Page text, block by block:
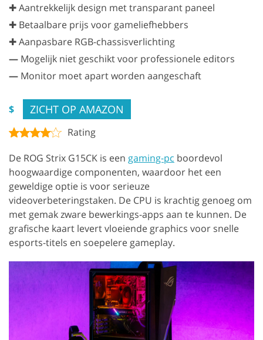
✚ Aantrekkelijk design met transparant paneel
✚ Betaalbare prijs voor gameliefhebbers
✚ Aanpasbare RGB-chassisverlichting
— Mogelijk niet geschikt voor professionele editors
— Monitor moet apart worden aangeschaft
$ ZICHT OP AMAZON
Rating
De ROG Strix G15CK is een gaming-pc boordevol
hoogwaardige componenten, waardoor het een
geweldige optie is voor serieuze
videoverbeteringstaken. De CPU is krachtig genoeg om
met gemak zware bewerkings-apps aan te kunnen. De
grafische kaart levert vloeiende graphics voor snelle
esports-titels en soepelere gameplay.